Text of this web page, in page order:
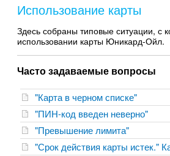
Использование карты
Здесь собраны типовые ситуации, с
использовании карты Юникард-Ойл.
Часто задаваемые вопросы
"Карта в черном списке"
"ПИН-код введен неверно"
"Превышение лимита"
"Срок действия карты истек."